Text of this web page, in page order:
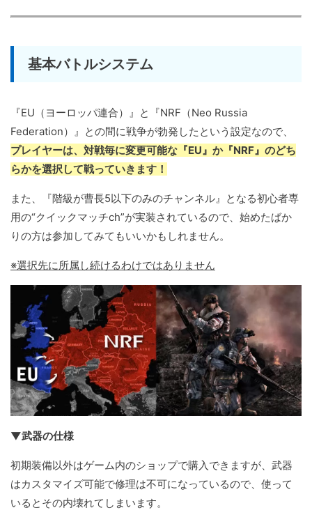
基本バトルシステム
『EU（ヨーロッパ連合）』と『NRF（Neo Russia
Federation）』との間に戦争が勃発したという設定なので、
プレイヤーは、対戦毎に変更可能な『EU』か『NRF』のどち
らかを選択して戦っていきます！
また、『階級が曹長5以下のみのチャンネル』となる初心者専
用の“クイックマッチch”が実装されているので、始めたばか
りの方は参加してみてもいいかもしれません。
※選択先に所属し続けるわけではありません
▼武器の仕様
初期装備以外はゲーム内のショップで購入できますが、武器
はカスタマイズ可能で修理は不可になっているので、使って
いるとその内壊れてしまいます。